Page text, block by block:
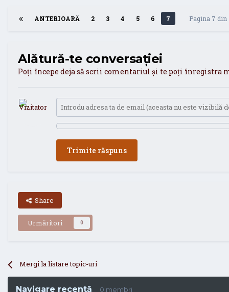
ANTERIOARĂ 2 3 4 5 6 7 Pagina 7
Alătură-te conversației
Poți începe deja să scrii comentariul și te poți înregistra
Trimite răspuns
Share
Urmăritori 0
Mergi la listare topic-uri
Navigare recentă 0 membri